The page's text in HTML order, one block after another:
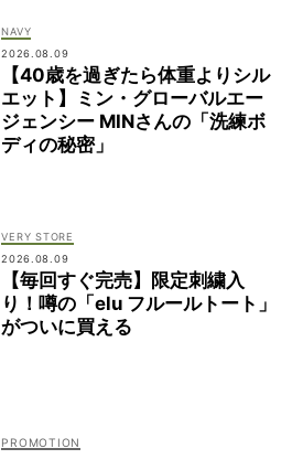
NAVY
2026.08.09
【40歳を過ぎたら体重よりシル
エット】ミン・グローバルエー
ジェンシー MINさんの「洗練ボ
ディの秘密」
VERY STORE
2026.08.09
【毎回すぐ完売】限定刺繍入
り！噂の「elu フルールトート」
がついに買える